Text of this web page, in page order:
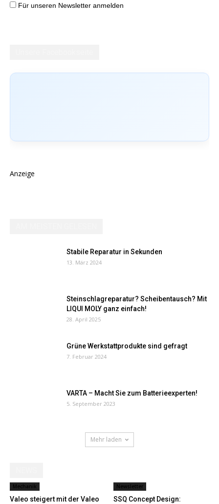
Für unseren Newsletter anmelden
Anzeige
Stabile Reparatur in Sekunden
13. März 2024
Steinschlagreparatur? Scheibentausch? Mit
LIQUI MOLY ganz einfach!
28. April 2025
Grüne Werkstattprodukte sind gefragt
7. Februar 2024
VARTA – Macht Sie zum Batterieexperten!
5. September 2023
Mehr laden
Mechanik
Valeo steigert mit der Valeo
Newsletter
SSQ Concept Design: